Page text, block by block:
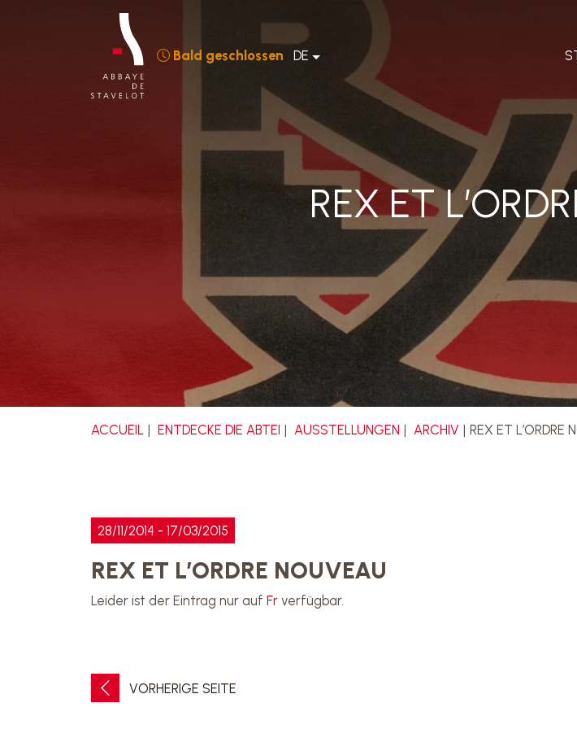
Bald geschlossen DE
REX ET
ACCUEIL ENTDECKE DIE ABTEI AUSSTELLUNGEN ARCHIV REX ET L’ORDRE
28/11/2014 - 17/03/2015
REX ET L’ORDRE NOUVEAU
Leider ist der Eintrag nur auf Fr verfügbar.
VORHERIGE SEITE